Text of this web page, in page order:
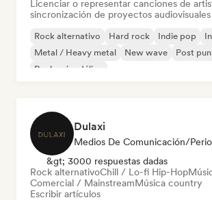
Licenciar o representar canciones de
sincronización de proyectos audiovisuales
Rock alternativo Hard rock Indie pop
Metal / Heavy metal
New wave
Post
Rock psicodélico
Dulaxi
Medios De Comunicación/
&gt; 3000 respuestas dadas
Rock alternativoChill / Lo-fi Hip-Hop
Comercial / MainstreamMúsica country
Escribir artículos